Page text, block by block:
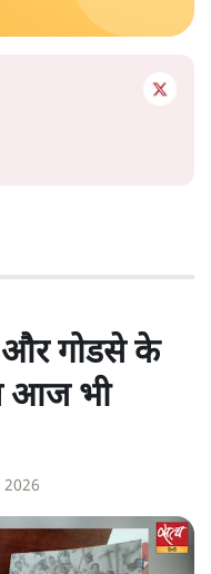
और गोडसे के
आज भी
2026